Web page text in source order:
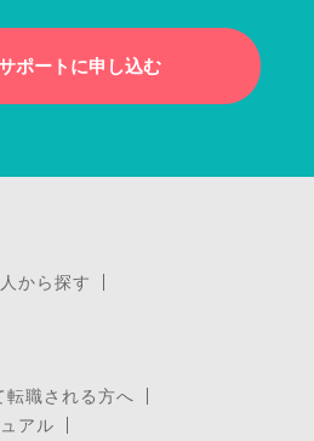
ポートに申し込む
から探す
転職される方へ
アル